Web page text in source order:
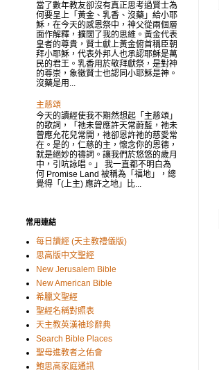
當了數年教友卻沒有真正思考過賢士為
何要呈上「黃金、乳香、沒藥」給小耶
穌，在今天的感恩祭中，神父從兩個層
面作解釋，擴闊了我的思維。黃金代表
皇者的尊貴，賢士獻上黃金俯首稱臣朝
拜小耶穌，代表外邦人也承認耶穌是萬
民的君王。乳香用於敬拜獻祭，是對神
的尊崇，象徵賢士也認同小耶穌是神。
沒藥是用...
主慈頌
今天的讀經使我不期然想起「主慈頌」
的歌詞，「祂未曾應許天常蔚藍，祂未
曾應允花兒常開，祂卻恩許祂的慈愛常
在。是的，仁慈的主，懷念你的恩德，
就是絕妙的禱詞。讓我們於悠悠的歲月
中，引吭詠唱。」 我一直都不明白為
何 Promise Land 被稱為「福地」，總
覺得「(上主) 應許之地」比...
常用連結
每日讀經 (天主教禮儀版)
思高版中文聖經
New Jerusalem Bible
New American Bible
希臘文聖經
聖經名稱對照表
天主教英漢袖珍辭典
Search Bible Places
聖母進教者之佑會
鮑思高家庭通訊